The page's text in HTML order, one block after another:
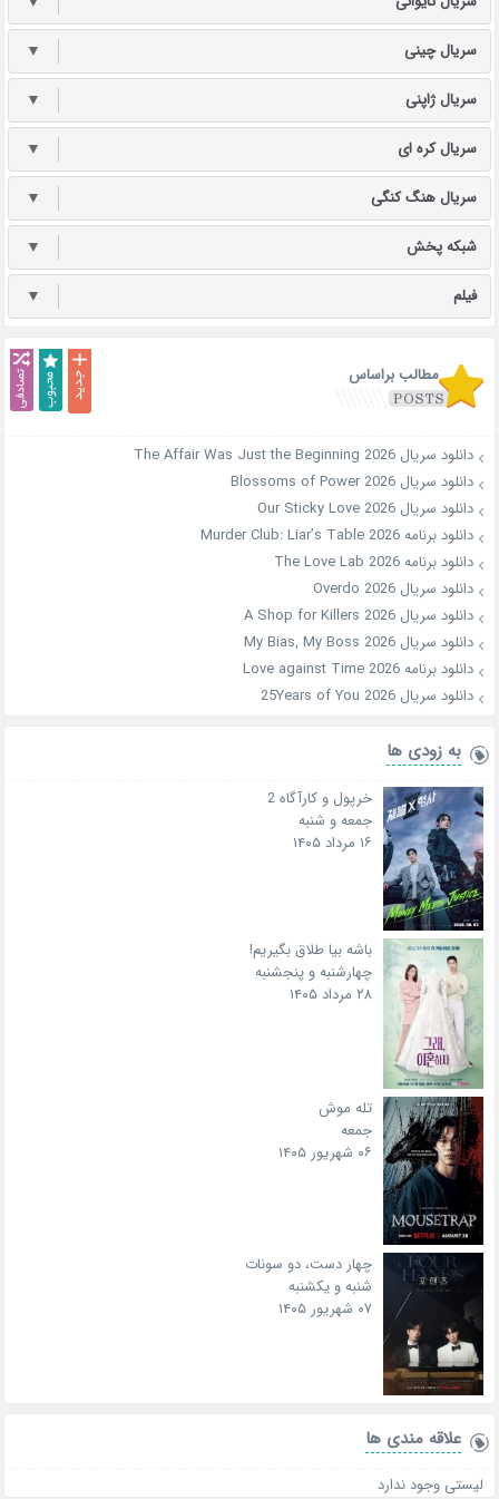
سریال چینی ▼
سریال ژاپنی ▼
سریال کره ای ▼
سریال هنگ کنگی ▼
شبکه پخش ▼
فیلم ▼
مطالب براساس
دانلود سریال The Affair Was Just the Beginning 2026
دانلود سریال Blossoms of Power 2026
دانلود سریال Our Sticky Love 2026
دانلود برنامه Murder Club: Liar’s Table 2026
دانلود برنامه The Love Lab 2026
دانلود سریال Overdo 2026
دانلود سریال A Shop for Killers 2026
دانلود سریال My Bias, My Boss 2026
دانلود برنامه Love against Time 2026
دانلود سریال 25Years of You 2026
به زودی ها
خرپول و کارآگاه 2
جمعه و شنبه
۱۶ مرداد ۱۴۰۵
باشه بیا طلاق بگیریم!
چهارشنبه و پنجشنبه
۲۸ مرداد ۱۴۰۵
تله موش
جمعه
۰۶ شهریور ۱۴۰۵
چهار دست، دو سونات
شنبه و یکشنبه
۰۷ شهریور ۱۴۰۵
علاقه‌ مندی ها
لیستی وجود ندارد